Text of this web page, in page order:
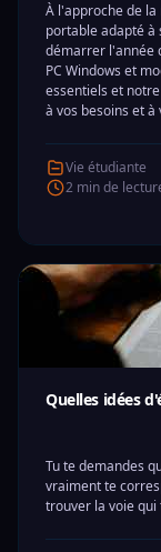
À l'approche de
portable adapté à
démarrer l'année
PC Windows et
essentiels et
à vos besoins et
Vie étudiante
2 min de
Quelles idées
Tu te demandes
vraiment te
trouver la voie